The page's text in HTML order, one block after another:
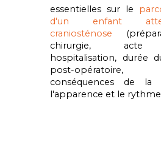
essentielles sur le
d'un enfant
craniosténose
chirurgie, acte
hospitalisation, durée
post-
conséquences de la
l'apparence et le rythme